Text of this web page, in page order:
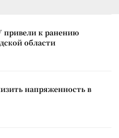
привели к ранению
области
напряженность в